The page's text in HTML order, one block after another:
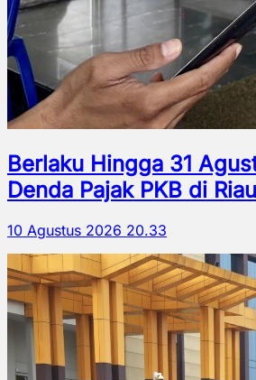
Berlaku Hingga 31
Denda Pajak PKB di
10 Agustus 2026 20.33